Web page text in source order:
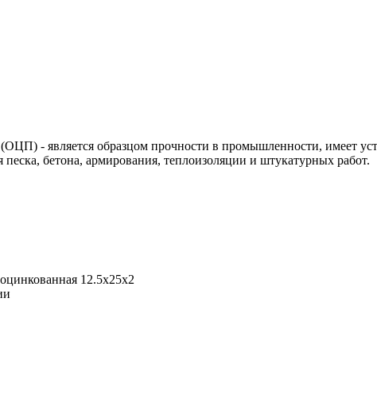
(ОЦП) - является образцом прочности в промышленности, имеет
песка, бетона, армирования, теплоизоляции и штукатурных работ.
12.5x25x2